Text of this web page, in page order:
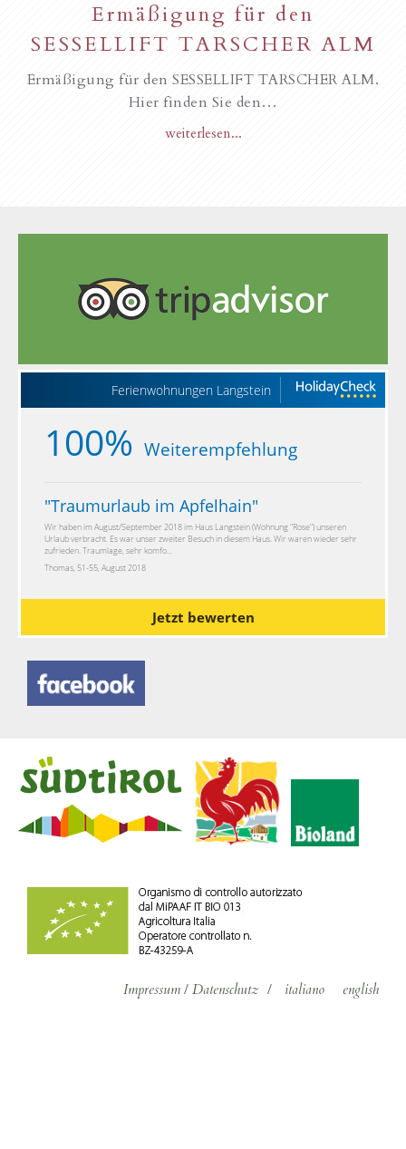
Ermäßigung für den
SESSELLIFT TARSCHER ALM
Ermäßigung für den SESSELLIFT TARSCHER ALM.
Hier finden Sie den…
weiterlesen...
Ferienwohnungen Langstein
100% Weiterempfehlung
"Traumurlaub im Apfelhain"
Wir haben im August/September 2018 im Haus Langstein (Wohnung "Rose") unseren
Urlaub verbracht. Es war unser zweiter Besuch in diesem Haus. Wir waren wieder sehr
zufrieden. Traumlage, sehr komfo...
Thomas, 51-55, August 2018
Jetzt bewerten
Impressum / Datenschutz / italiano english